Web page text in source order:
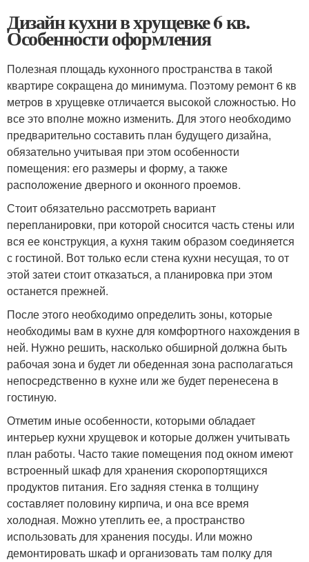
Дизайн кухни в хрущевке 6 кв.
Особенности оформления
Полезная площадь кухонного пространства в такой
квартире сокращена до минимума. Поэтому ремонт 6 кв
метров в хрущевке отличается высокой сложностью. Но
все это вполне можно изменить. Для этого необходимо
предварительно составить план будущего дизайна,
обязательно учитывая при этом особенности
помещения: его размеры и форму, а также
расположение дверного и оконного проемов.
Стоит обязательно рассмотреть вариант
перепланировки, при которой сносится часть стены или
вся ее конструкция, а кухня таким образом соединяется
с гостиной. Вот только если стена кухни несущая, то от
этой затеи стоит отказаться, а планировка при этом
останется прежней.
После этого необходимо определить зоны, которые
необходимы вам в кухне для комфортного нахождения в
ней. Нужно решить, насколько обширной должна быть
рабочая зона и будет ли обеденная зона располагаться
непосредственно в кухне или же будет перенесена в
гостиную.
Отметим иные особенности, которыми обладает
интерьер кухни хрущевок и которые должен учитывать
план работы. Часто такие помещения под окном имеют
встроенный шкаф для хранения скоропортящихся
продуктов питания. Его задняя стенка в толщину
составляет половину кирпича, и она все время
холодная. Можно утеплить ее, а пространство
использовать для хранения посуды. Или можно
демонтировать шкаф и организовать там полку для